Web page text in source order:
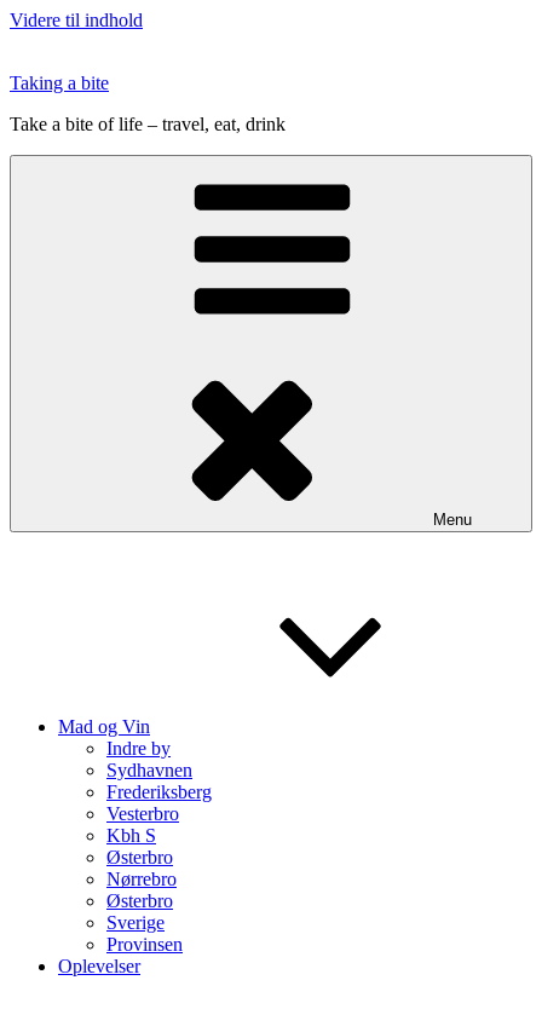
Videre til indhold
Taking a bite
Take a bite of life – travel, eat, drink
Menu
Mad og Vin
Indre by
Sydhavnen
Frederiksberg
Vesterbro
Kbh S
Østerbro
Nørrebro
Østerbro
Sverige
Provinsen
Oplevelser